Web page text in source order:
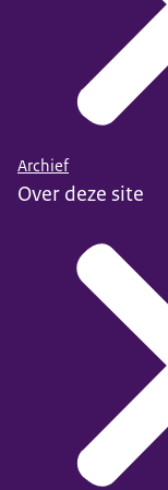
Archief
Over deze site